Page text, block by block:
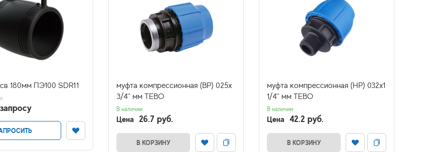
180мм ПЭ100 SDR11
муфта компрессионная (ВР) 025х
3/4'' мм TEBO
В наличии
Цена 26.7 руб.
В КОРЗИНУ
муфта компрессионная (НР) 032х1
1/4'' мм TEBO
В наличии
Цена 42.2 руб.
В КОРЗИНУ